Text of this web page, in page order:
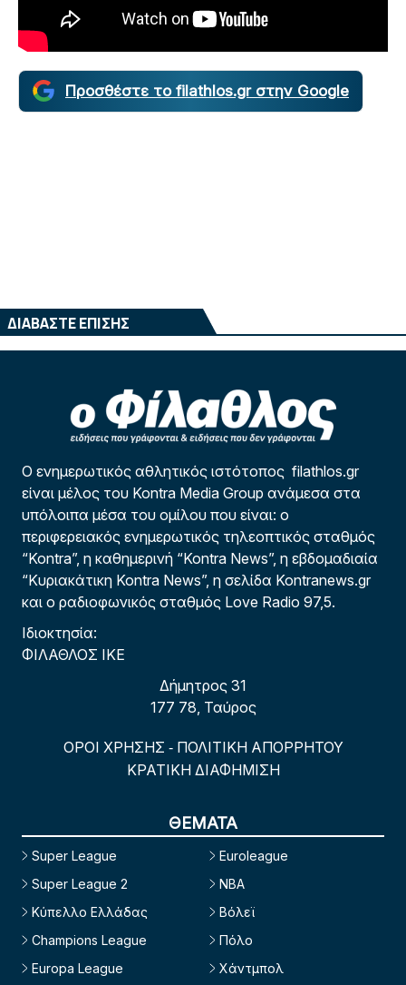
Προσθέστε το filathlos.gr στην Google
ΔΙΑΒΑΣΤΕ ΕΠΙΣΗΣ
Ο ενημερωτικός αθλητικός ιστότοπος filathlos.gr
είναι μέλος του Kontra Media Group ανάμεσα στα
υπόλοιπα μέσα του ομίλου που είναι: ο
περιφερειακός ενημερωτικός τηλεοπτικός σταθμός
“Kontra”, η καθημερινή “Kontra News”, η εβδομαδιαία
“Κυριακάτικη Kontra News”, η σελίδα Kontranews.gr
και ο ραδιοφωνικός σταθμός Love Radio 97,5.
Ιδιοκτησία:
ΦΙΛΑΘΛΟΣ ΙΚΕ
Δήμητρος 31
177 78, Ταύρος
ΟΡΟΙ ΧΡΗΣΗΣ - ΠΟΛΙΤΙΚΗ ΑΠΟΡΡΗΤΟΥ
ΚΡΑΤΙΚΗ ΔΙΑΦΗΜΙΣΗ
ΘΕΜΑΤΑ
Super League
Super League 2
Κύπελλο Ελλάδας
Champions League
Europa League
Euroleague
NBA
Βόλεϊ
Πόλο
Χάντμπολ